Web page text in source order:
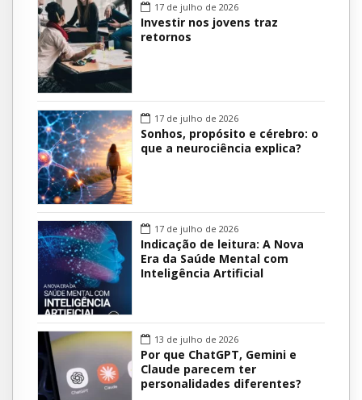
17 de julho de 2026
Investir nos jovens traz
retornos
17 de julho de 2026
Sonhos, propósito e cérebro: o
que a neurociência explica?
17 de julho de 2026
Indicação de leitura: A Nova
Era da Saúde Mental com
Inteligência Artificial
13 de julho de 2026
Por que ChatGPT, Gemini e
Claude parecem ter
personalidades diferentes?